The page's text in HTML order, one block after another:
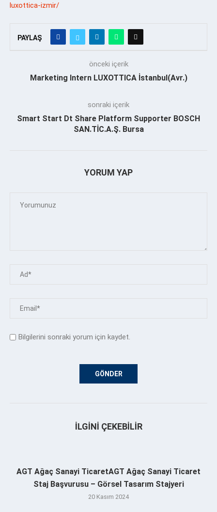
luxottica-izmir/
PAYLAŞ
önceki içerik
Marketing Intern LUXOTTICA İstanbul(Avr.)
sonraki içerik
Smart Start Dt Share Platform Supporter BOSCH
SAN.TİC.A.Ş. Bursa
YORUM YAP
Bilgilerini sonraki yorum için kaydet.
İLGINI ÇEKEBILIR
AGT Ağaç Sanayi TicaretAGT Ağaç Sanayi Ticaret
Staj Başvurusu – Görsel Tasarım Stajyeri
20 Kasım 2024